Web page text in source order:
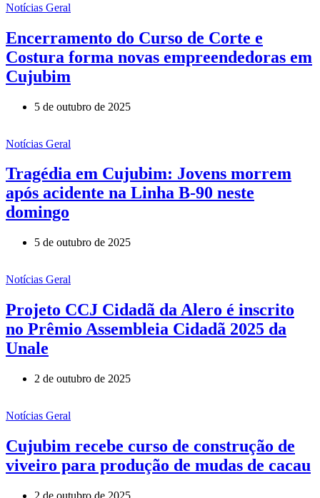
Notícias Geral
Encerramento do Curso de Corte e
Costura forma novas empreendedoras em
Cujubim
5 de outubro de 2025
Notícias Geral
Tragédia em Cujubim: Jovens morrem
após acidente na Linha B-90 neste
domingo
5 de outubro de 2025
Notícias Geral
Projeto CCJ Cidadã da Alero é inscrito
no Prêmio Assembleia Cidadã 2025 da
Unale
2 de outubro de 2025
Notícias Geral
Cujubim recebe curso de construção de
viveiro para produção de mudas de cacau
2 de outubro de 2025